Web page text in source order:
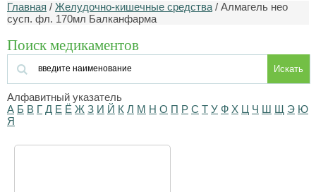
Главная / Желудочно-кишечные средства / Алмагель нео
сусп. фл. 170мл Балканфарма
Поиск медикаментов
Искать
Алфавитный указатель
А Б В Г Д Е Ё Ж З И Й К Л М Н О П Р С Т У Ф Х Ц Ч Ш Щ Э Ю
Я